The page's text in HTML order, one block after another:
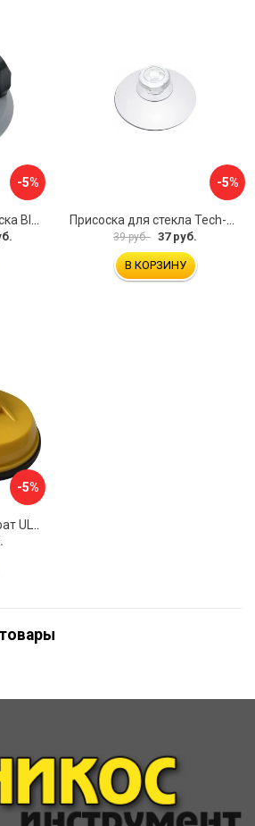
-5% -5%
39 руб. 37 руб.
В КОРЗИНУ
-5%
Двойной стеклодомкрат ULTIMA 2